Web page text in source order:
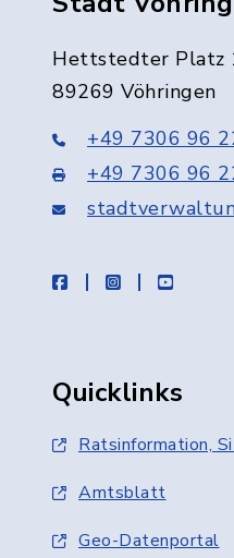
Hettstedter Platz
89269 Vöhringen
+49 7306 96
+49 7306 96
facebookinstagramyoutube
Quicklinks
Ratsinformation,
Amtsblatt
Geo-Datenportal